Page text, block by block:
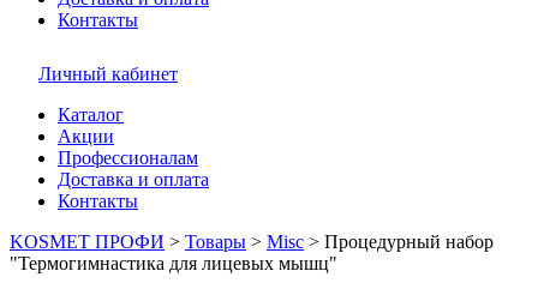
Контакты
Личный кабинет
Каталог
Акции
Профессионалам
Доставка и оплата
Контакты
KOSMET ПРОФИ > Товары > Misc > Процедурный набор
"Термогимнастика для лицевых мышц"